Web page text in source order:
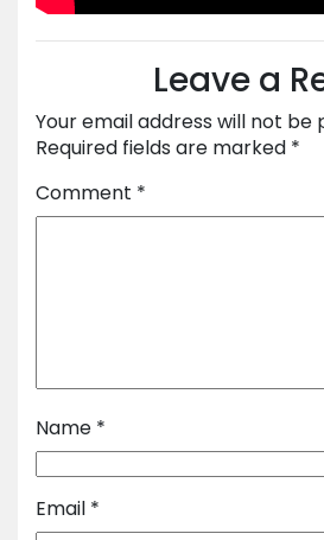
Leave a
Your email address will not be
Required fields are marked *
Comment *
Name *
Email *